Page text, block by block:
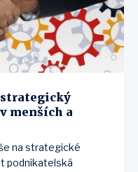
strategický
menších a
na strategické
podnikatelská